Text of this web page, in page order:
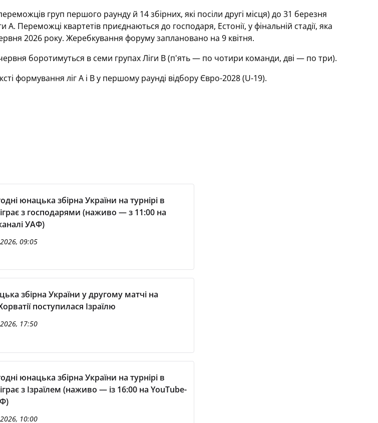
груп першого раунду й 14 збірних, які посіли другі місця) до 31 березня
А. Переможці квартетів приєднаються до господаря, Естонії, у фінальній стадії, яка
2026 року. Жеребкування форуму заплановано на 9 квітня.
боротимуться в семи групах Ліги В (п'ять — по чотири команди, дві — по три).
формування ліг А і В у першому раунді відбору Євро-2028 (U-19).
юнацька збірна України на турнірі в
з господарями (наживо — з 11:00 на
УАФ)
09:05
збірна України у другому матчі на
поступилася Ізраїлю
17:50
юнацька збірна України на турнірі в
з Ізраїлем (наживо — із 16:00 на YouTube-
10:00